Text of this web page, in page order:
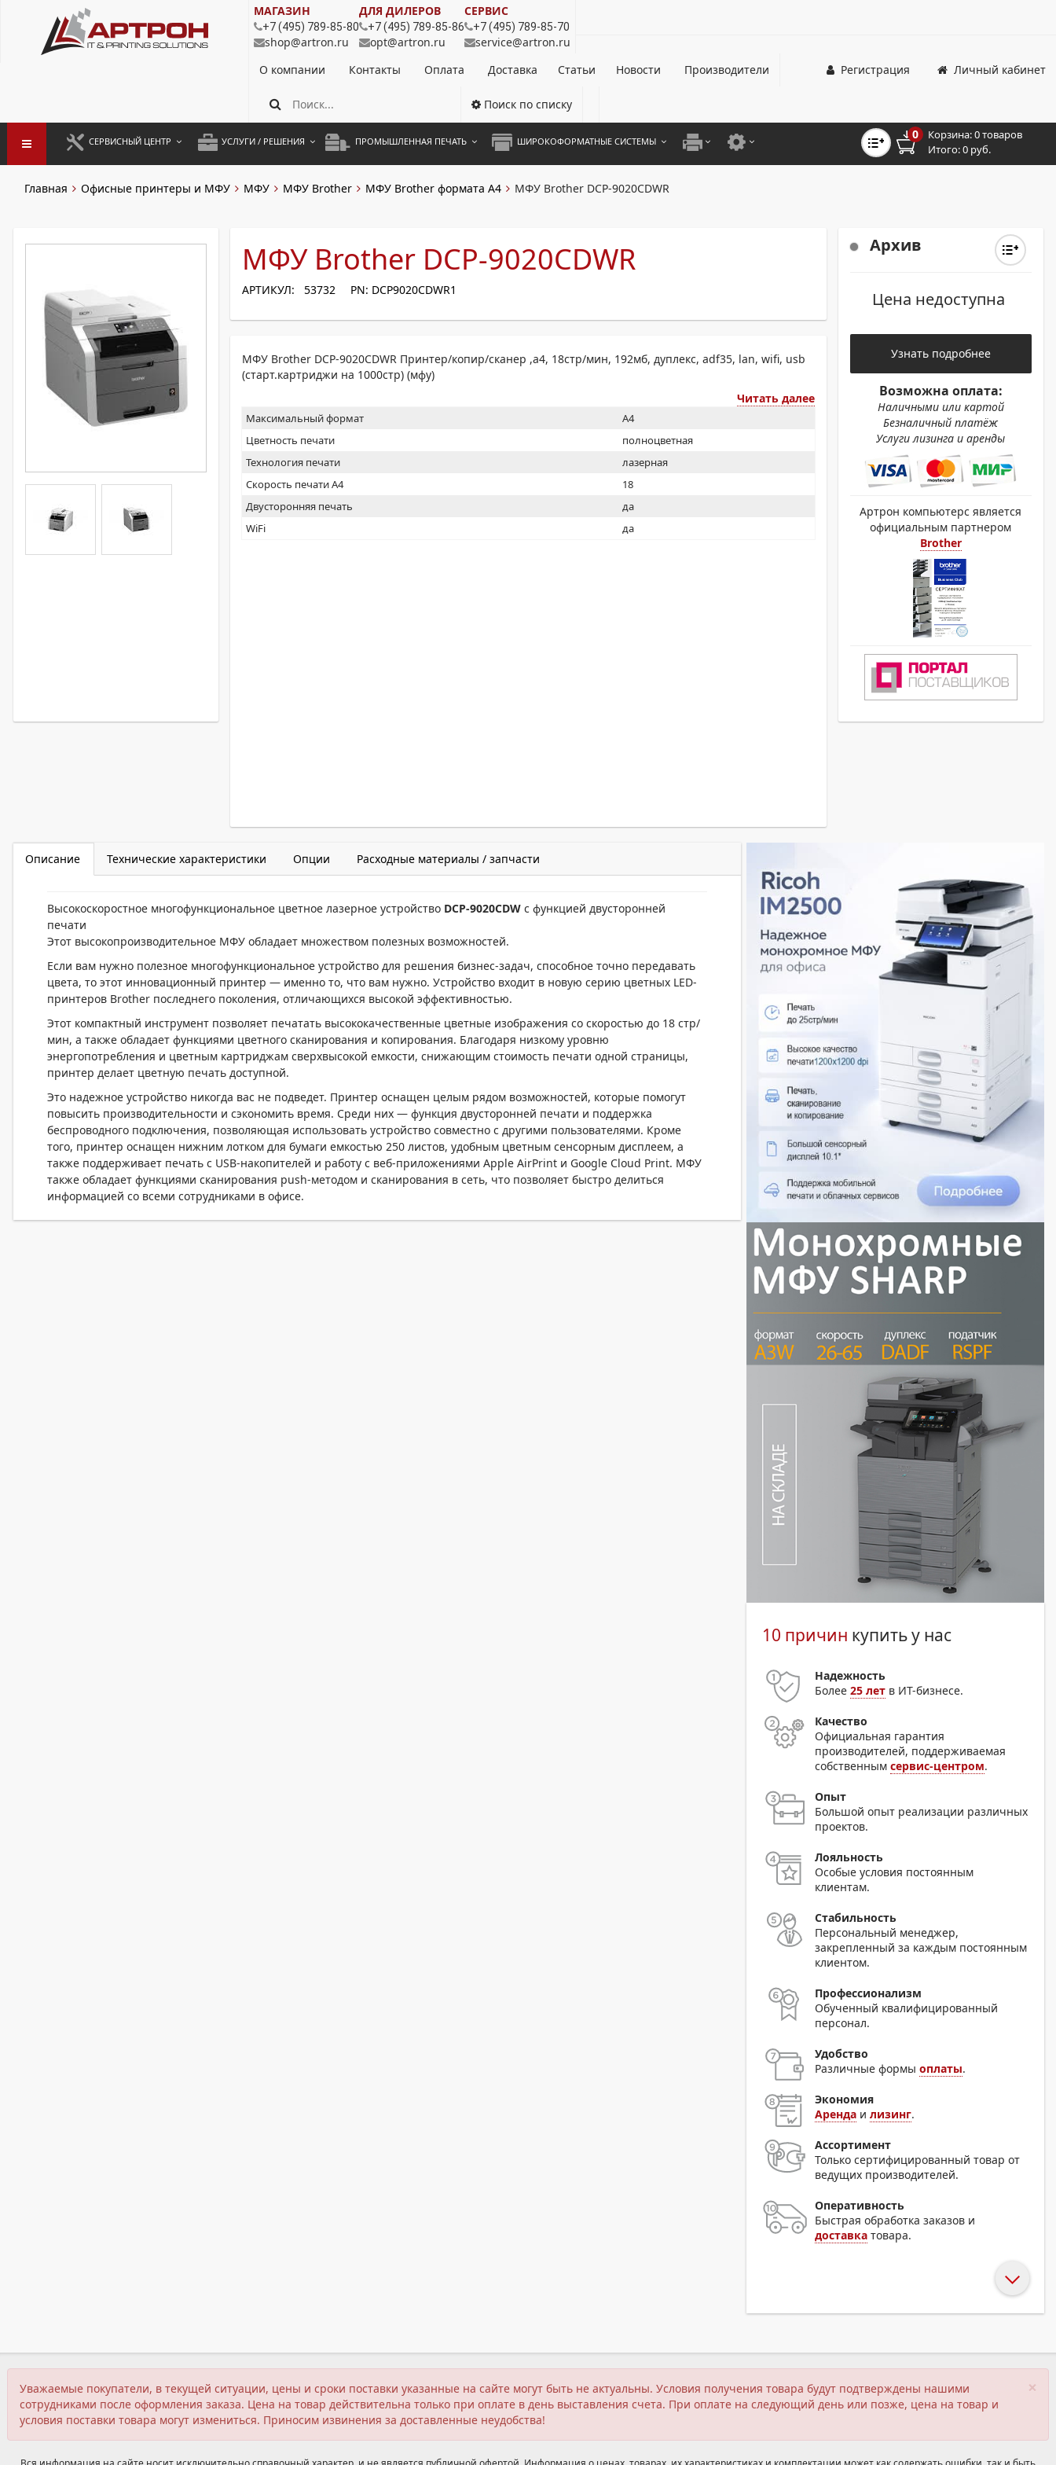
МАГАЗИН
+7 (495) 789-85-80
shop@artron.ru
ДЛЯ ДИЛЕРОВ
+7 (495) 789-85-86
opt@artron.ru
СЕРВИС
+7 (495) 789-85-70
service@artron.ru
О компании
Контакты Оплата Доставка Статьи Новости Производители Личный кабинет
Регистрация
Поиск по списку
СЕРВИСНЫЙ ЦЕНТР
ПРОФИЛАКТИКА И ТО
РАЗОВЫЕ РЕМОНТЫ
УСЛУГИ / РЕШЕНИЯ
АРЕНДА ОБОРУДОВАНИЯ
ПРОМЫШЛЕННАЯ ПЕЧАТЬ ШИРОКОФОРМАТНЫЕ СИСТЕМЫ
МОНОХРОМНЫЕ ПРИНТЕРЫ
ДЛЯ ШИРОКОФОРМАТНЫХ СИСТЕМ
0 Корзина:0 товаров
Итого:0 руб.
Главная Офисные принтеры и МФУ МФУ МФУ Brother МФУ Brother формата А4 МФУ Brother DCP-9020CDWR
МФУ Brother DCP-9020CDWR
АРТИКУЛ: 53732 PN: DCP9020CDWR1
МФУ Brother DCP-9020CDWR Принтер/копир/сканер ,a4, 18стр/мин, 192мб, дуплекс, adf35, lan, wifi, usb
(старт.картриджи на 1000стр) (мфу)
Читать далее
Максимальный формат
A4
Цветность печати
полноцветная
Технология печати
лазерная
Скорость печати А4
18
Двусторонняя печать
да
WiFi
да
Архив
Цена недоступна
Узнать подробнее
Возможна оплата:
Наличными или картой
Безналичный платёж
Услуги лизинга и аренды
Артрон компьютерс является
официальным партнером
Brother
Описание Технические характеристики Опции Расходные материалы / запчасти
Высокоскоростное многофункциональное цветное лазерное устройство DCP-9020CDW с функцией двусторонней
печати
Этот высокопроизводительное МФУ обладает множеством полезных возможностей.
Если вам нужно полезное многофункциональное устройство для решения бизнес-задач, способное точно передавать
цвета, то этот инновационный принтер — именно то, что вам нужно. Устройство входит в новую серию цветных LED-
принтеров Brother последнего поколения, отличающихся высокой эффективностью.
Этот компактный инструмент позволяет печатать высококачественные цветные изображения со скоростью до 18 стр/
мин, а также обладает функциями цветного сканирования и копирования. Благодаря низкому уровню
энергопотребления и цветным картриджам сверхвысокой емкости, снижающим стоимость печати одной страницы,
принтер делает цветную печать доступной.
Это надежное устройство никогда вас не подведет. Принтер оснащен целым рядом возможностей, которые помогут
повысить производительности и сэкономить время. Среди них — функция двусторонней печати и поддержка
беспроводного подключения, позволяющая использовать устройство совместно с другими пользователями. Кроме
того, принтер оснащен нижним лотком для бумаги емкостью 250 листов, удобным цветным сенсорным дисплеем, а
также поддерживает печать с USB-накопителей и работу с веб-приложениями Apple AirPrint и Google Cloud Print. МФУ
также обладает функциями сканирования push-методом и сканирования в сеть, что позволяет быстро делиться
информацией со всеми сотрудниками в офисе.
10 причин купить у нас
Надежность
Более25 лет в ИТ-бизнесе.
Качество
Официальная гарантия
производителей, поддерживаемая
собственнымсервис-центром.
Опыт
Большой опыт реализации различных
проектов.
Лояльность
Особые условия постоянным
клиентам.
Стабильность
Персональный менеджер,
закрепленный за каждым постоянным
клиентом.
Профессионализм
Обученный квалифицированный
персонал.
Удобство
Различные формыоплаты.
Экономия
Аренда илизинг.
Ассортимент
Только сертифицированный товар от
ведущих производителей.
Оперативность
Быстрая обработка заказов и
доставка товара.
×
Уважаемые покупатели, в текущей ситуации, цены и сроки поставки указанные на сайте могут быть не актуальны. Условия получения товара будут подтверждены нашими
сотрудниками после оформления заказа. Цена на товар действительна только при оплате в день выставления счета. При оплате на следующий день или позже, цена на товар и
условия поставки товара могут измениться. Приносим извинения за доставленные неудобства!